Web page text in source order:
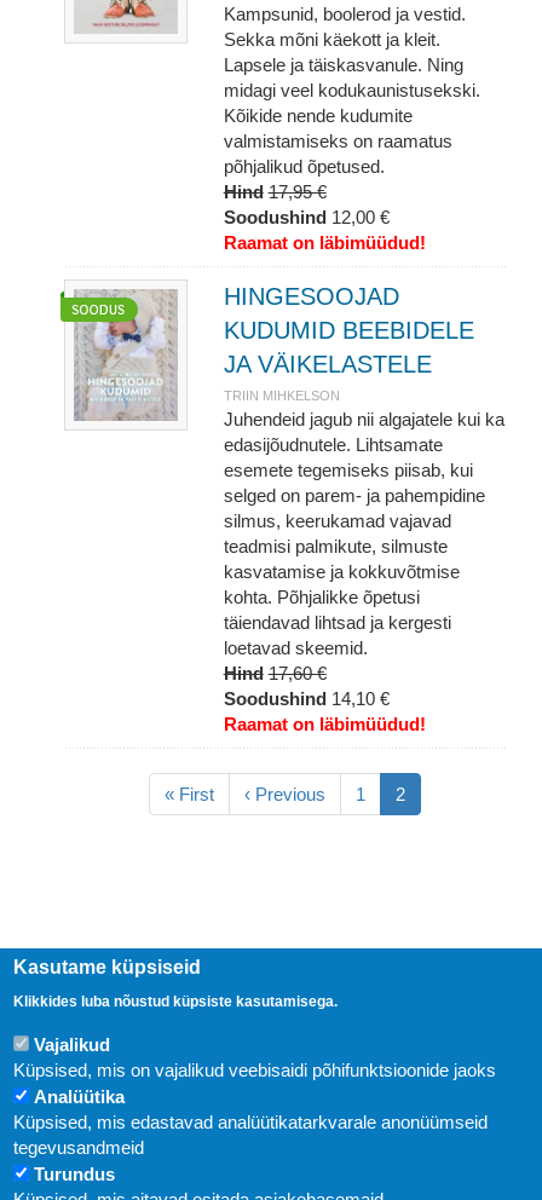
Kampsunid, boolerod ja vestid.
Sekka mõni käekott ja kleit.
Lapsele ja täiskasvanule. Ning
midagi veel kodukaunistusekski.
Kõikide nende kudumite
valmistamiseks on raamatus
põhjalikud õpetused.
Hind 17,95 €
Soodushind 12,00 €
Raamat on läbimüüdud!
HINGESOOJAD
KUDUMID BEEBIDELE
JA VÄIKELASTELE
TRIIN MIHKELSON
Juhendeid jagub nii algajatele kui ka
edasijõudnutele. Lihtsamate
esemete tegemiseks piisab, kui
selged on parem- ja pahempidine
silmus, keerukamad vajavad
teadmisi palmikute, silmuste
kasvatamise ja kokkuvõtmise
kohta. Põhjalikke õpetusi
täiendavad lihtsad ja kergesti
loetavad skeemid.
Hind 17,60 €
Soodushind 14,10 €
Raamat on läbimüüdud!
Pagination
Esimene
leht
« First
Eelmine
leht
‹ Previous Lehekülg
1
Eesolev
leht
2
Uudised
Kasutame küpsiseid
Klikkides luba nõustud küpsiste kasutamisega.
Vajalikud
Küpsised, mis on vajalikud veebisaidi põhifunktsioonide jaoks
Analüütika
Küpsised, mis edastavad analüütikatarkvarale anonüümseid
tegevusandmeid
Turundus